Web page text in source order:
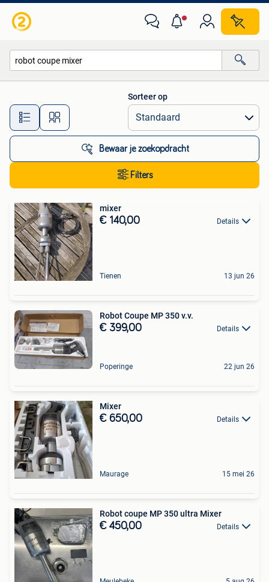
Alle afstanden…
Sorteer op
Bewaar je zoekopdracht
Filters
mixer
€ 140,00 Details
Tienen 13 jun 26
Robot Coupe MP 350 v.v.
€ 399,00 Details
Poperinge 22 jun 26
Mixer
€ 650,00 Details
Maurage 15 mei 26
Robot coupe MP 350 ultra Mixer
€ 450,00 Details